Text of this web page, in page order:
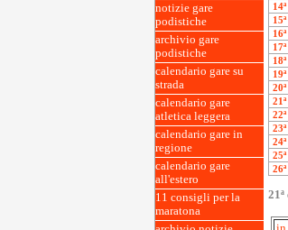
notizie gare
podistiche
archivio gare
podistiche
calendario gare su
strada
calendario gare
atletica leggera
calendario gare in
regione
calendario gare
all'estero
11 consigli per la
maratona